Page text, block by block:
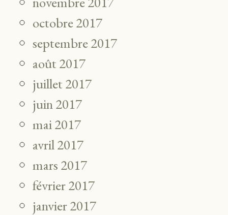
octobre 2017
septembre 2017
août 2017
juillet 2017
juin 2017
mai 2017
avril 2017
mars 2017
février 2017
janvier 2017